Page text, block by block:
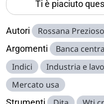
Ti è piaciuto
Autori Rossana Prezioso
Argomenti Banca
Indici
Industria e
Mercato usa